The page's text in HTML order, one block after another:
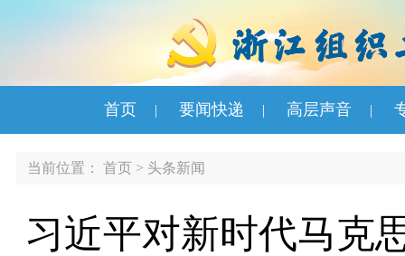
首页 | 要闻快递 | 高层声音 |
当前位置： 首页 > 头条新闻
习近平对新时代马克